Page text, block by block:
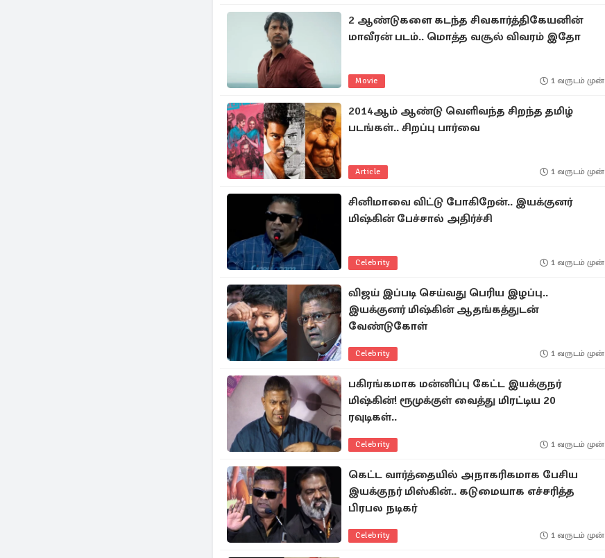
2 ஆண்டுகளை கடந்த சிவகார்த்திகேயனின்
மாவீரன் படம்.. மொத்த வசூல் விவரம் இதோ
Movie 1 வருடம் முன்
2014ஆம் ஆண்டு வெளிவந்த சிறந்த தமிழ்
படங்கள்.. சிறப்பு பார்வை
Article 1 வருடம் முன்
சினிமாவை விட்டு போகிறேன்.. இயக்குனர்
மிஷ்கின் பேச்சால் அதிர்ச்சி
Celebrity 1 வருடம் முன்
விஜய் இப்படி செய்வது பெரிய இழப்பு..
இயக்குனர் மிஷ்கின் ஆதங்கத்துடன்
வேண்டுகோள்
Celebrity 1 வருடம் முன்
பகிரங்கமாக மன்னிப்பு கேட்ட இயக்குநர்
மிஷ்கின்! ரூமுக்குள் வைத்து மிரட்டிய 20
ரவுடிகள்..
Celebrity 1 வருடம் முன்
கெட்ட வார்த்தையில் அநாகரிகமாக பேசிய
இயக்குநர் மிஸ்கின்.. கடுமையாக எச்சரித்த
பிரபல நடிகர்
Celebrity 1 வருடம் முன்